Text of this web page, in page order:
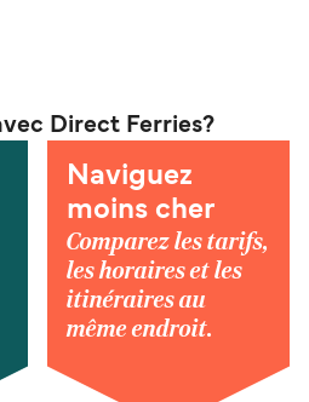
Direct Ferries?
Naviguez
moins cher
Comparez les tarifs,
les horaires et les
itinéraires au
même endroit.